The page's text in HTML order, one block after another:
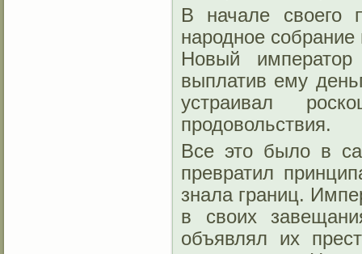
В начале своего
народное
Новый
выплатив ему
устраивал
продовольствия.
Все это было в
превратил
знала границ.
в своих
объявлял их